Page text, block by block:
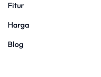
Fitur
Harga
Blog